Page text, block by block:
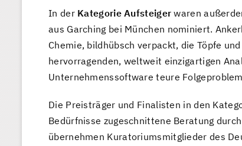
In der Kategorie Aufsteiger waren
aus Garching bei München nominiert.
Chemie, bildhübsch verpackt, die Töpfe
hervorragenden, weltweit einzigartigen
Unternehmenssoftware teure
Die Preisträger und Finalisten in den
Bedürfnisse zugeschnittene Beratung
übernehmen Kuratoriumsmitglieder des